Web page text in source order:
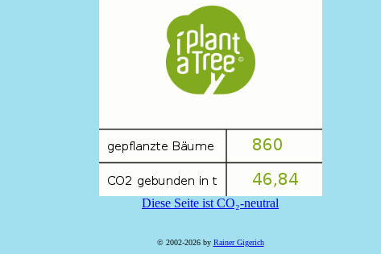
Diese Seite ist CO₂-neutral
© 2002-2026 by Rainer Gigerich